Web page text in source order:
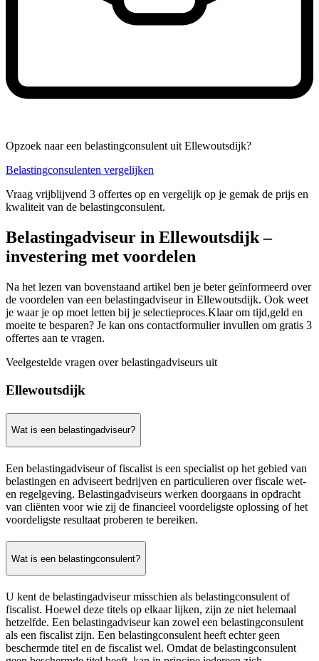
Opzoek naar een belastingconsulent uit Ellewoutsdijk?
Belastingconsulenten vergelijken
Vraag vrijblijvend 3 offertes op en vergelijk op je gemak de prijs en
kwaliteit van de belastingconsulent.
Belastingadviseur in Ellewoutsdijk –
investering met voordelen
Na het lezen van bovenstaand artikel ben je beter geïnformeerd over
de voordelen van een belastingadviseur in Ellewoutsdijk. Ook weet
je waar je op moet letten bij je selectieproces.Klaar om tijd,geld en
moeite te besparen? Je kan ons contactformulier invullen om gratis 3
offertes aan te vragen.
Veelgestelde vragen over belastingadviseurs uit
Ellewoutsdijk
Wat is een belastingadviseur?
Een belastingadviseur of fiscalist is een specialist op het gebied van
belastingen en adviseert bedrijven en particulieren over fiscale wet-
en regelgeving. Belastingadviseurs werken doorgaans in opdracht
van cliënten voor wie zij de financieel voordeligste oplossing of het
voordeligste resultaat proberen te bereiken.
Wat is een belastingconsulent?
U kent de belastingadviseur misschien als belastingconsulent of
fiscalist. Hoewel deze titels op elkaar lijken, zijn ze niet helemaal
hetzelfde. Een belastingadviseur kan zowel een belastingconsulent
als een fiscalist zijn. Een belastingconsulent heeft echter geen
beschermde titel en de fiscalist wel. Omdat de belastingconsulent